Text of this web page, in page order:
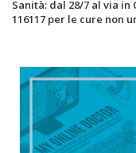
Sanità: dal 28/7 al via
116117 per le cure non